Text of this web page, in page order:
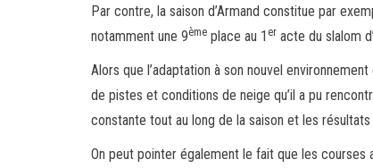
Par contre, la saison d’Armand constitue par
notamment une 9ème place au 1 er acte du slalom
Alors que l’adaptation à son nouvel
de pistes et conditions de neige qu’il a pu
constante tout au long de la saison et les
On peut pointer également le fait que les courses